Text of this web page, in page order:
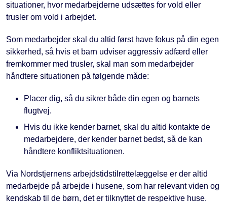
situationer, hvor medarbejderne udsættes for vold eller
trusler om vold i arbejdet.
Som medarbejder skal du altid først have fokus på din egen
sikkerhed, så hvis et barn udviser aggressiv adfærd eller
fremkommer med trusler, skal man som medarbejder
håndtere situationen på følgende måde:
Placer dig, så du sikrer både din egen og barnets
flugtvej.
Hvis du ikke kender barnet, skal du altid kontakte de
medarbejdere, der kender barnet bedst, så de kan
håndtere konfliktsituationen.
Via Nordstjernens arbejdstidstilrettelæggelse er der altid
medarbejde på arbejde i husene, som har relevant viden og
kendskab til de børn, det er tilknyttet de respektive huse.